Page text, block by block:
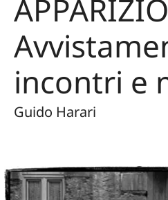
incontri e
Guido Harari